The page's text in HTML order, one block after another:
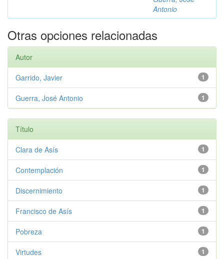
Antonio
Otras opciones relacionadas
Autor
1
Garrido, Javier
1
Guerra, José Antonio
Título
1
Clara de Asís
1
Contemplación
1
Discernimiento
1
Francisco de Asís
1
Pobreza
1
Virtudes